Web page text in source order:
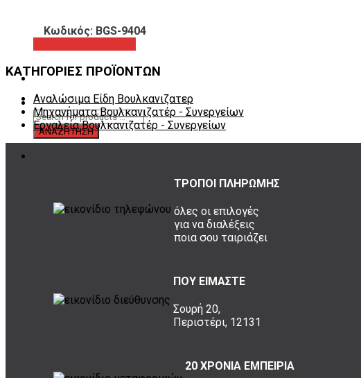
Κωδικός: BGS-9404
ΚΑΤΗΓΟΡΙΕΣ ΠΡΟΪΟΝΤΩΝ
Αναλώσιμα Είδη Βουλκανιζατερ
Μηχανήματα Βουλκανιζατέρ - Συνεργείων
Εργαλεία Βουλκανιζατέρ - Συνεργείων
ΤΡΟΠΟΙ ΠΛΗΡΩΜΗΣ
όλες οι επιλογές
για να διαλέξεις
ποια σου ταιριάζει
ΠΟΥ ΕΙΜΑΣΤΕ
Σουρή 20,
Περιστέρι, 12131
20 ΧΡΟΝΙΑ ΕΜΠΕΙΡΙΑ